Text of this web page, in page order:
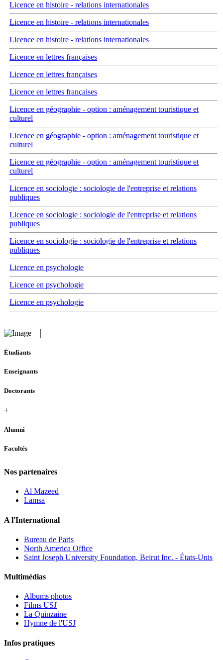
Licence en histoire - relations internationales
Licence en histoire - relations internationales
Licence en histoire - relations internationales
Licence en lettres françaises
Licence en lettres françaises
Licence en lettres françaises
Licence en géographie - option : aménagement touristique et
culturel
Licence en géographie - option : aménagement touristique et
culturel
Licence en géographie - option : aménagement touristique et
culturel
Licence en sociologie : sociologie de l'entreprise et relations
publiques
Licence en sociologie : sociologie de l'entreprise et relations
publiques
Licence en sociologie : sociologie de l'entreprise et relations
publiques
Licence en psychologie
Licence en psychologie
Licence en psychologie
Étudiants
Enseignants
Doctorants
+
Alumni
Facultés
Nos partenaires
Al Mazeed
Lamsa
A l'International
Bureau de Paris
North America Office
Saint Joseph University Foundation, Beirut Inc. - États-Unis
Multimédias
Albums photos
Films USJ
La Quinzaine
Hymne de l'USJ
Infos pratiques